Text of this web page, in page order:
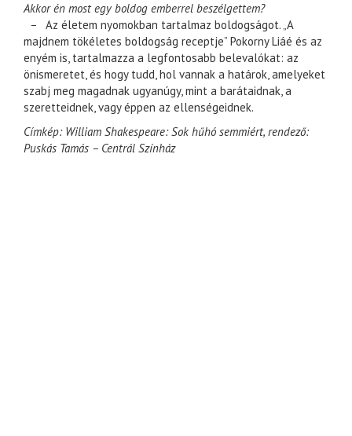
Akkor én most egy boldog emberrel beszélgettem?
– Az életem nyomokban tartalmaz boldogságot. „A
majdnem tökéletes boldogság receptje” Pokorny Liáé és az
enyém is, tartalmazza a legfontosabb belevalókat: az
önismeretet, és hogy tudd, hol vannak a határok, amelyeket
szabj meg magadnak ugyanúgy, mint a barátaidnak, a
szeretteidnek, vagy éppen az ellenségeidnek.
Címkép: William Shakespeare: Sok hűhó semmiért, rendező:
Puskás Tamás – Centrál Színház